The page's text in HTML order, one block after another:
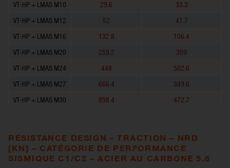
VT-HP + LMAS M10
29.6
33.3
VT-HP + LMAS M12
52
41.7
VT-HP + LMAS M16
132.8
106.4
VT-HP + LMAS M20
259.2
359
VT-HP + LMAS M24
448
502.6
VT-HP + LMAS M27
666.4
349.6
VT-HP + LMAS M30
898.4 472.7
RÉSISTANCE DESIGN - TRACTION – NRD
[KN] – CATÉGORIE DE PERFORMANCE
SISMIQUE C1/C2 – ACIER AU CARBONE 5.8